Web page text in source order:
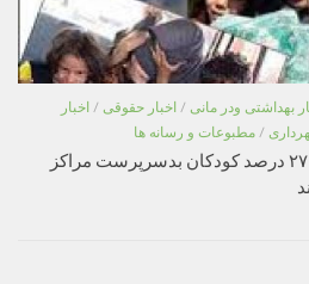
بهداشتی ودر مانی / اخبار حقوقی / اخبار
/ مطبوعات و رسانه ها
در گفت‌وگو با ایرنا اعلام شد؛ ۲۷ درصد کودکان بدسرپرست مراکز